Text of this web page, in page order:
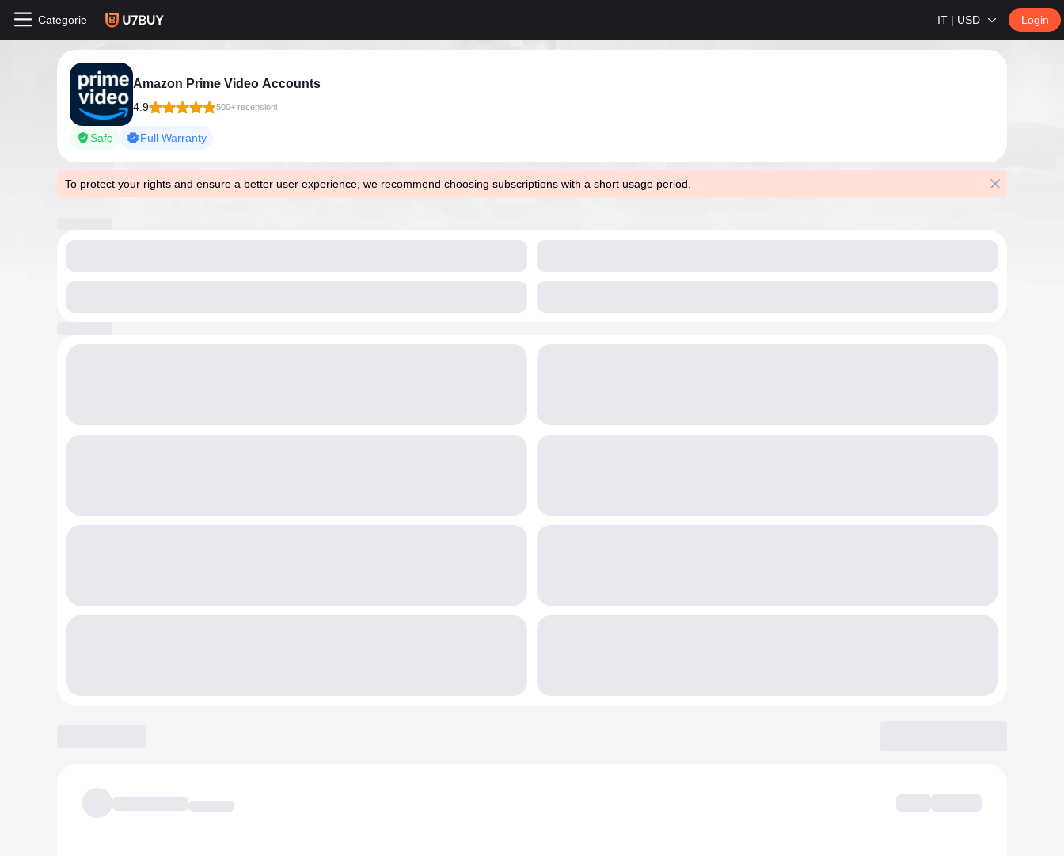
Categorie IT | USD Login
Amazon Prime Video Accounts
4.9 500+ recensioni
Safe Full Warranty
To protect your rights and ensure a better user experience, we recommend choosing subscriptions with a short usage period.